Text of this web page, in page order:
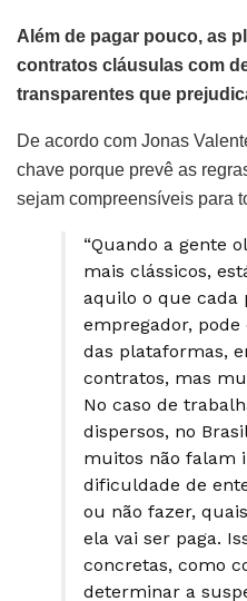
Além de pagar pouco, as
contratos cláusulas com
transparentes que
De acordo com Jonas
chave porque prevê as
sejam compreensíveis para
“Quando a gente
mais clássicos,
aquilo o que cada
empregador, pode
das plataformas,
contratos, mas
No caso de
dispersos, no
muitos não falam
dificuldade de
ou não fazer,
ela vai ser paga.
concretas, como
determinar a